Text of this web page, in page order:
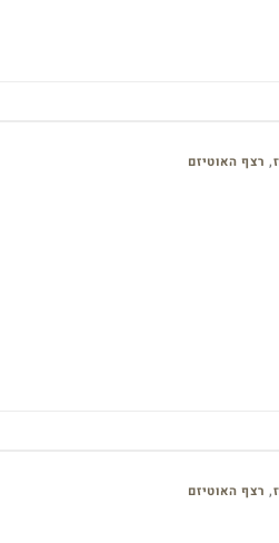
, רצף האוטיזם
, רצף האוטיזם